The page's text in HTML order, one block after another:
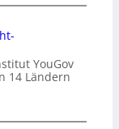
YouGov
14 Ländern